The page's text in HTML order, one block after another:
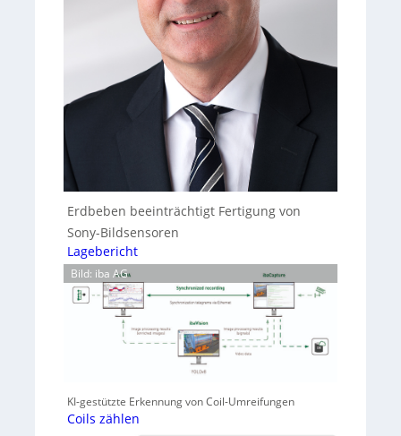
Erdbeben beeinträchtigt Fertigung von
Sony-Bildsensoren
Lagebericht
Bild: iba AG
KI-gestützte Erkennung von Coil-Umreifungen
Coils zählen